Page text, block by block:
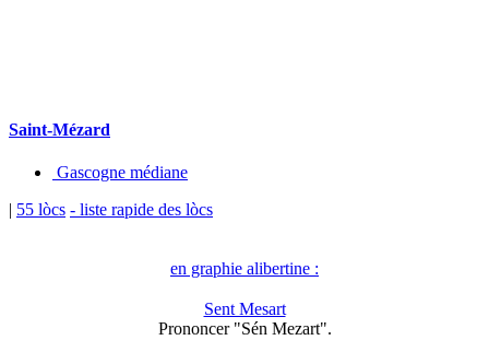
Saint-Mézard
Gascogne médiane
| 55 lòcs - liste rapide des lòcs
en graphie alibertine :
Sent Mesart
Prononcer "Sén Mezart".